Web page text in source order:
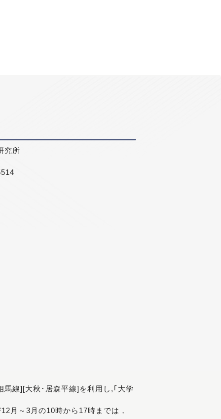
究所
線][大秋･居森平線]を利用し,｢大学
月～3月の10時から17時までは，